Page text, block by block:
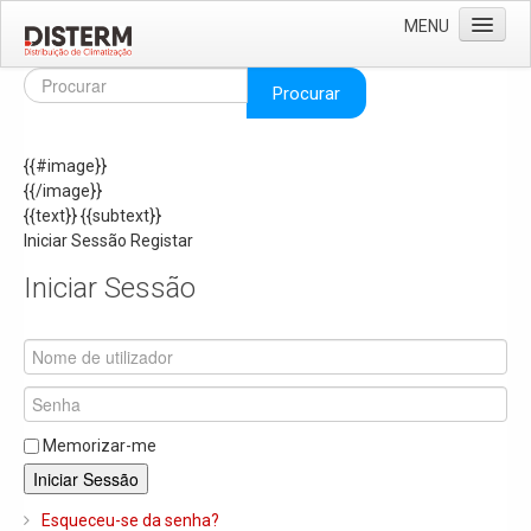
MENU
Home
Áreas de Negócio
Missão e Valores
As Nossas Marcas
Recrutamento
Produtos
Solar
Termoacumuladores e Depósitos de Inércia
Ar Condicionado
Procurar
{{#image}}
{{/image}}
{{text}}{{subtext}}
Iniciar Sessão Registar
Iniciar Sessão
Memorizar-me
Iniciar Sessão
Esqueceu-se da senha?